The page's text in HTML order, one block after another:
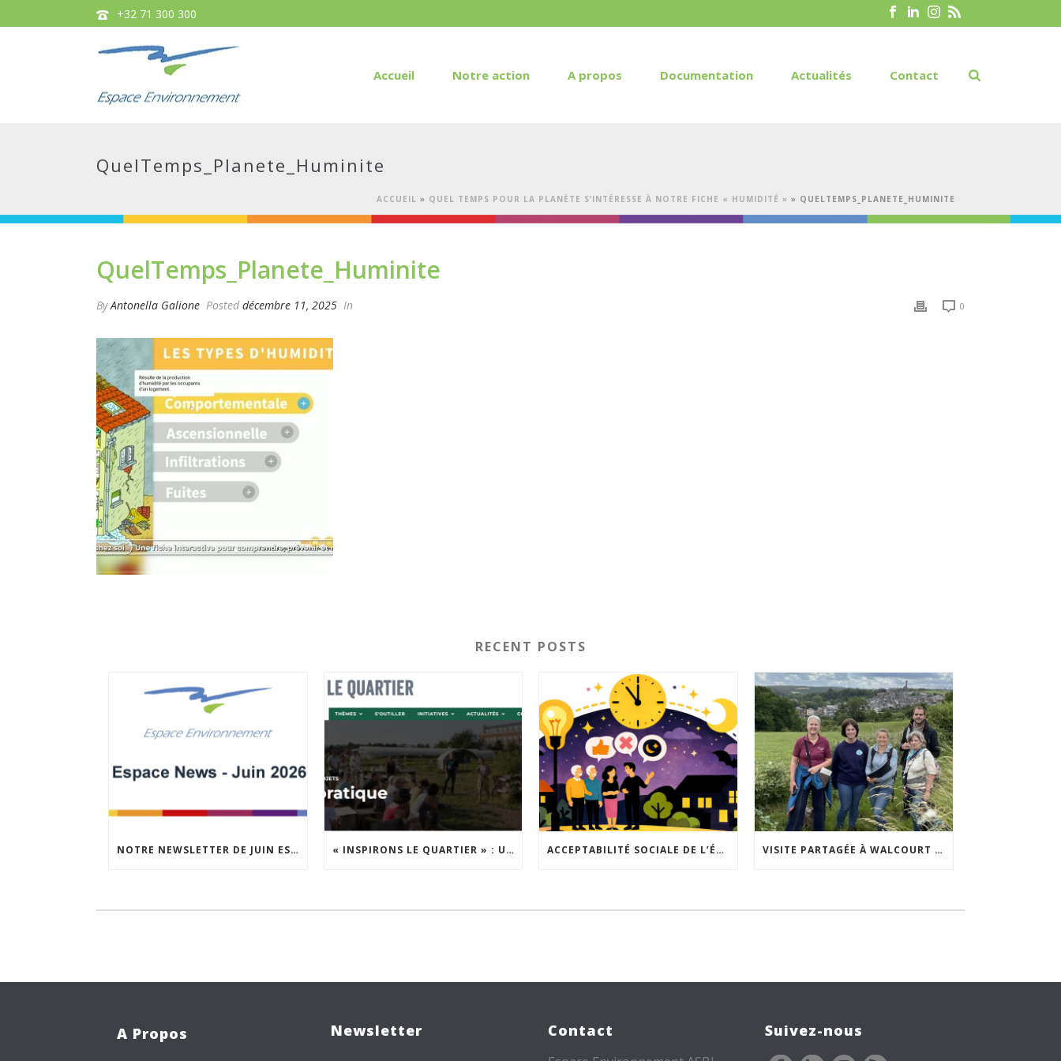
+32 71 300 300
Accueil Notre action A propos Documentation Actualités Contact
QuelTemps_Planete_Huminite
ACCUEIL » QUEL TEMPS POUR LA PLANÈTE S’INTÉRESSE À NOTRE FICHE « HUMIDITÉ » » QUELTEMPS_PLANETE_HUMINITE
QuelTemps_Planete_Huminite
ByAntonella Galione Posted décembre 11, 2025 In 0
RECENT POSTS
NOTRE NEWSLETTER DE JUIN EST EN LIGNE ! « INSPIRONS LE QUARTIER » : UN NOUVEL APPEL À PROJETS EST LANCÉ ! ACCEPTABILITÉ SOCIALE DE L’ÉCLAIRAGE NOCTURNE : LE REPLAY EST DISPONIBLE VISITE PARTAGÉE À WALCOURT : UNE DÉMARCHE PARTICIPATIVE ANIMÉE PAR ESPACE ENVIRONNEMENT
A Propos Newsletter Contact Suivez-nous